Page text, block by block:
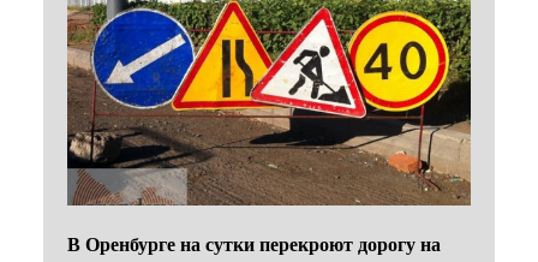
В Оренбурге на сутки перекроют дорогу на